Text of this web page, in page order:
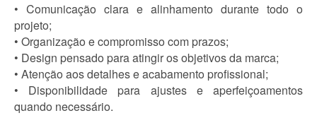
• Comunicação clara e alinhamento durante todo o
projeto;
• Organização e compromisso com prazos;
• Design pensado para atingir os objetivos da marca;
• Atenção aos detalhes e acabamento profissional;
• Disponibilidade para ajustes e aperfeiçoamentos
quando necessário.